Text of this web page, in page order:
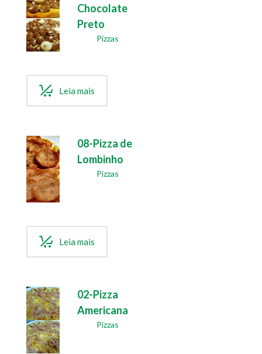
Chocolate
Preto
Pizzas
Leia mais
08-Pizza de
Lombinho
Pizzas
Leia mais
02-Pizza
Americana
Pizzas